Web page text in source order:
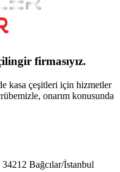
firmasıyız.
kasa çeşitleri için hizmetler
onarım konusunda
Bağcılar/İstanbul